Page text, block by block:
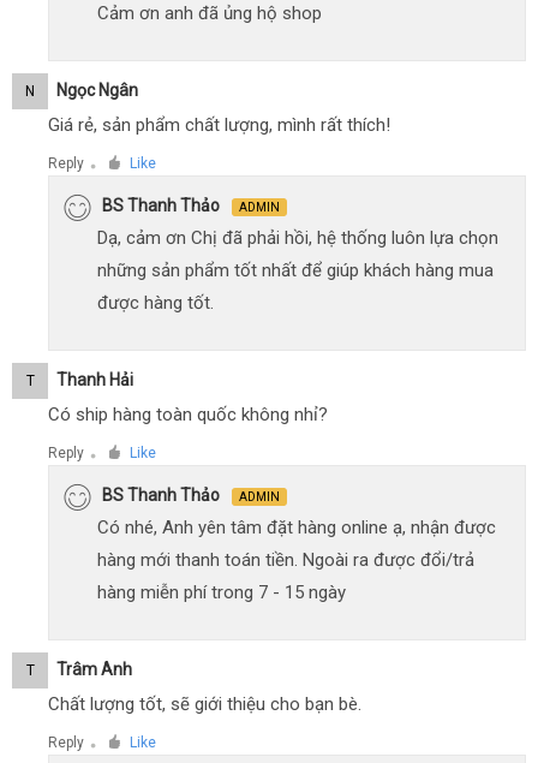
Cảm ơn anh đã ủng hộ shop
N Ngọc Ngân
Giá rẻ, sản phẩm chất lượng, mình rất thích!
Reply ● Like
BS Thanh Thảo ADMIN
Dạ, cảm ơn Chị đã phải hồi, hệ thống luôn lựa chọn
những sản phẩm tốt nhất để giúp khách hàng mua
được hàng tốt.
T Thanh Hải
Có ship hàng toàn quốc không nhỉ?
Reply ● Like
BS Thanh Thảo ADMIN
Có nhé, Anh yên tâm đặt hàng online ạ, nhận được
hàng mới thanh toán tiền. Ngoài ra được đổi/trả
hàng miễn phí trong 7 - 15 ngày
T Trâm Anh
Chất lượng tốt, sẽ giới thiệu cho bạn bè.
Reply ● Like